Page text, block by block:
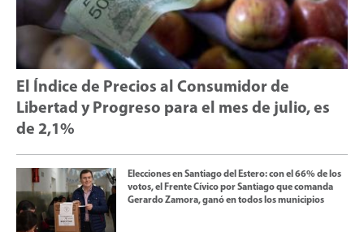
El Índice de Precios al Consumidor de
Libertad y Progreso para el mes de julio, es
de 2,1%
Elecciones en Santiago del Estero: con el 66% de los
votos, el Frente Cívico por Santiago que comanda
Gerardo Zamora, ganó en todos los municipios